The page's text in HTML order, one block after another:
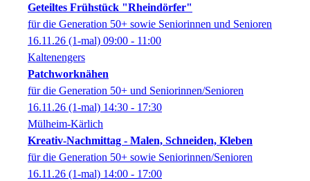
Geteiltes Frühstück "Rheindörfer"
für die Generation 50+ sowie Seniorinnen und Senioren
16.11.26 (1-mal) 09:00 - 11:00
Kaltenengers
Patchworknähen
für die Generation 50+ und Seniorinnen/Senioren
16.11.26 (1-mal) 14:30 - 17:30
Mülheim-Kärlich
Kreativ-Nachmittag - Malen, Schneiden, Kleben
für die Generation 50+ sowie Seniorinnen/Senioren
16.11.26 (1-mal) 14:00 - 17:00